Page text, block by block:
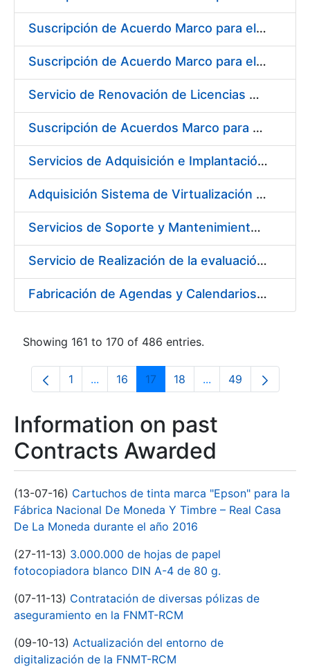
Show/Hide
Suscripción de Acuerdo Marco para el Suministro de Material de Neumática para la Fábrica de Papel de Seguridad de la FNMT-RCM en Burgos
Suscripción de Acuerdo Marco para el Suministro de Material de Acero Inoxidable para la Fábrica de Papel de Seguridad de la FNMT-RCM en Burgos
Servicio de Renovación de Licencias Adobe
Suscripción de Acuerdos Marco para el Suministro de Equipos de Protección Individual (EPI’s)
Servicios de Adquisición e Implantación de un Sistema de Gestión Corporativa e Integrada de la Prevención de Riesgos Laborales
Adquisición Sistema de Virtualización VMWARE CERES
Servicios de Soporte y Mantenimiento de Licencias de Software y Help Desk de la Infraestructura de la Fábrica Nacional de Moneda y Timbre-Real Casa de la Moneda
Servicio de Realización de la evaluación de Riesgos Psicosociales y de salud laboral en los puestos de trabajo de la FNMT-RCM
Fabricación de Agendas y Calendarios para FNMT-RCM
Showing 161 to 170 of 486 entries.
Page
1 ...Intermediate Pages Use TAB to navigate.
Page
16 Page
17 Page
18 ...Intermediate
Page
49
Information on past
Contracts Awarded
(13-07-16) Cartuchos de tinta marca "Epson" para la
Fábrica Nacional De Moneda Y Timbre – Real Casa
De La Moneda durante el año 2016
(27-11-13) 3.000.000 de hojas de papel
fotocopiadora blanco DIN A-4 de 80 g.
(07-11-13) Contratación de diversas pólizas de
aseguramiento en la FNMT-RCM
(09-10-13) Actualización del entorno de
digitalización de la FNMT-RCM